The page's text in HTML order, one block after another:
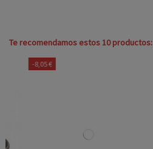
Te recomendamos estos 10 productos:
-8,05 €